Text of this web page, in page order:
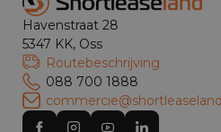
Havenstraat 28
5347 KK, Oss
Routebeschrijving
088 700 1888